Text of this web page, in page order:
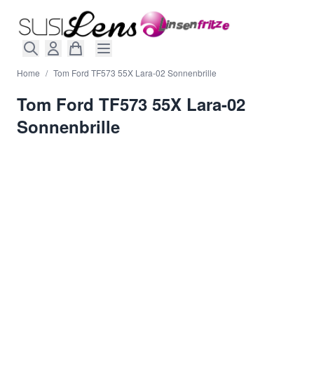
Home / Tom Ford TF573 55X Lara-02 Sonnenbrille
Tom Ford TF573 55X Lara-02
Sonnenbrille